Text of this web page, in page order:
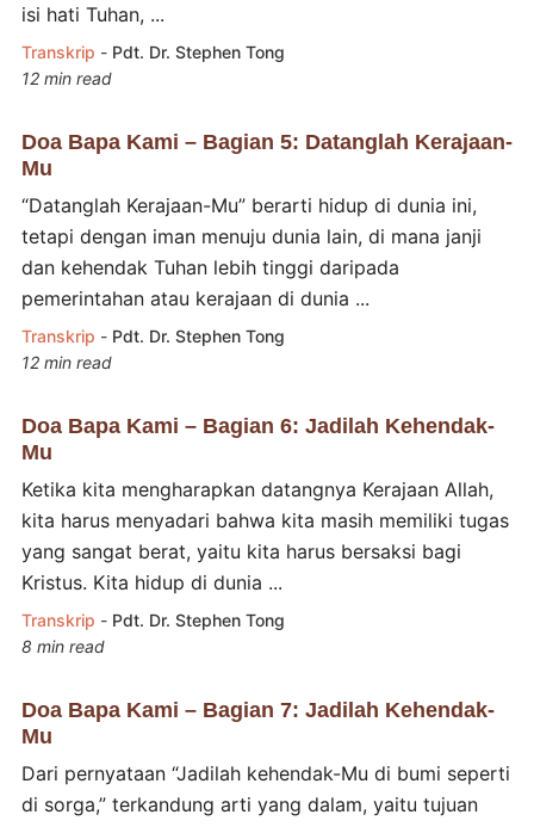
isi hati Tuhan, ...
Transkrip - Pdt. Dr. Stephen Tong
12 min read
Doa Bapa Kami – Bagian 5: Datanglah Kerajaan-
Mu
“Datanglah Kerajaan-Mu” berarti hidup di dunia ini,
tetapi dengan iman menuju dunia lain, di mana janji
dan kehendak Tuhan lebih tinggi daripada
pemerintahan atau kerajaan di dunia ...
Transkrip - Pdt. Dr. Stephen Tong
12 min read
Doa Bapa Kami – Bagian 6: Jadilah Kehendak-
Mu
Ketika kita mengharapkan datangnya Kerajaan Allah,
kita harus menyadari bahwa kita masih memiliki tugas
yang sangat berat, yaitu kita harus bersaksi bagi
Kristus. Kita hidup di dunia ...
Transkrip - Pdt. Dr. Stephen Tong
8 min read
Doa Bapa Kami – Bagian 7: Jadilah Kehendak-
Mu
Dari pernyataan “Jadilah kehendak-Mu di bumi seperti
di sorga,” terkandung arti yang dalam, yaitu tujuan